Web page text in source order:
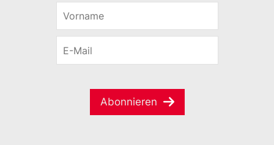
r
m
o
e
M
Abonnieren